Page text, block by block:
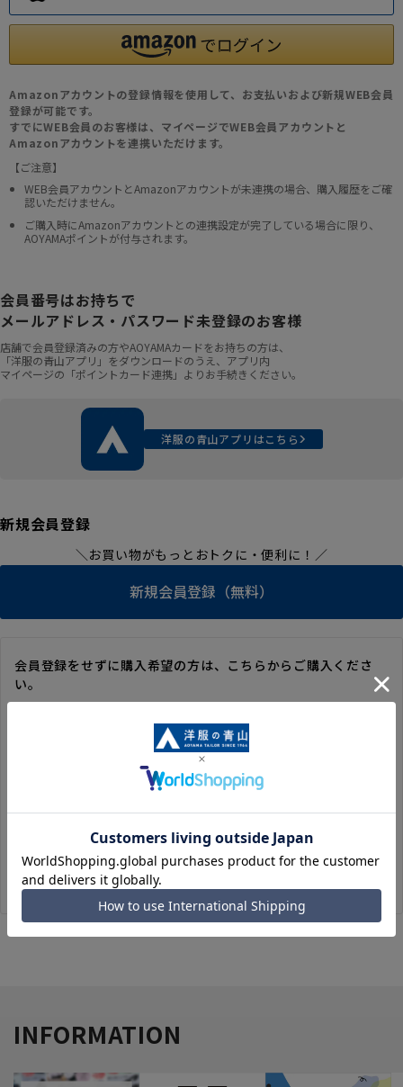
Amazonアカウントの登録情報を使用して、お支払いおよび新規WEB会員
登録が可能です。
すでにWEB会員のお客様は、マイページでWEB会員アカウントと
Amazonアカウントを連携いただけます。
【ご注意】
WEB会員アカウントとAmazonアカウントが未連携の場合、購入履歴をご確
認いただけません。
ご購入時にAmazonアカウントとの連携設定が完了している場合に限り、
AOYAMAポイントが付与されます。
会員番号はお持ちで
メールアドレス・パスワード未登録のお客様
店舗で会員登録済みの方やAOYAMAカードをお持ちの方は、
「洋服の青山アプリ」をダウンロードのうえ、アプリ内
マイページの「ポイントカード連携」よりお手続きください。
洋服の青山アプリはこちら
新規会員登録
＼お買い物がもっとおトクに・便利に！／
新規会員登録（無料）
会員登録をせずに購入希望の方は、こちらからご購入くださ
い。
毎回のご注文時に入力いただく必要があります。
※洋服の青山オンラインストアのポイントは付与されません。
また、ゲスト購入後の会員情報統合・ポイントの付与は、対応
※購入履歴の確認、領収書の発行、キャンセル手続きはご利用
いただけません。
INFORMATION